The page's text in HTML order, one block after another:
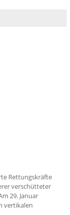
Rettungskräfte
verschütteter
29. Januar
vertikalen